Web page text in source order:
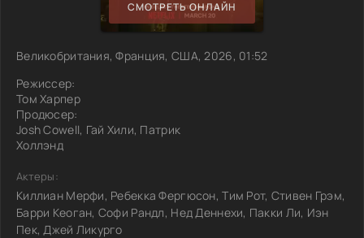
СМОТРЕТЬ ОНЛАЙН
Великобритания, Франция, США, 2026, 01:52
Режиссер:
Том Харпер
Продюсер:
Josh Cowell, Гай Хили, Патрик
Холлэнд
Актеры:
Киллиан Мерфи, Ребекка Фергюсон, Тим Рот, Стивен Грэм,
Барри Кеоган, Софи Рандл, Нед Деннехи, Пакки Ли, Иэн
Пек, Джей Ликурго